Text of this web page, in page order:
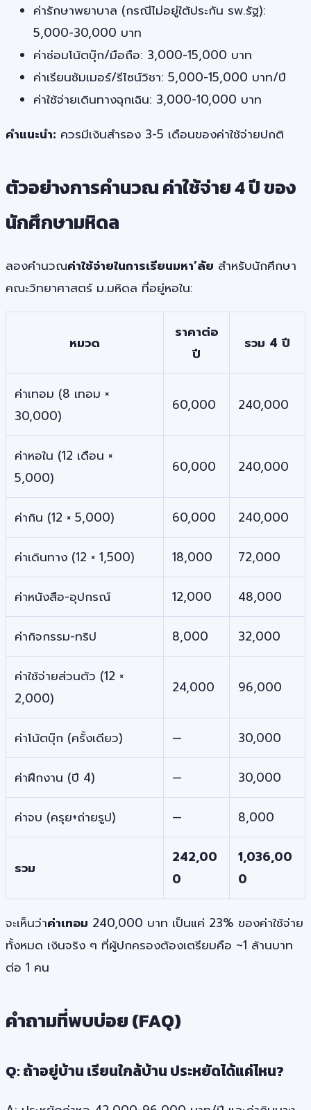
ค่ารักษาพยาบาล (กรณีไม่อยู่ใต้ประกัน รพ.รัฐ):
5,000-30,000 บาท
ค่าซ่อมโน้ตบุ๊ก/มือถือ: 3,000-15,000 บาท
ค่าเรียนซัมเมอร์/รีไซน์วิชา: 5,000-15,000 บาท/ปี
ค่าใช้จ่ายเดินทางฉุกเฉิน: 3,000-10,000 บาท
คำแนะนำ: ควรมีเงินสำรอง 3-5 เดือนของค่าใช้จ่ายปกติ
ตัวอย่างการคำนวณ ค่าใช้จ่าย 4 ปี ของ
นักศึกษามหิดล
ลองคำนวณค่าใช้จ่ายในการเรียนมหา’ลัย สำหรับนักศึกษา
คณะวิทยาศาสตร์ ม.มหิดล ที่อยู่หอใน:
หมวด
ราคาต่อ
ปี
รวม 4 ปี
ค่าเทอม (8 เทอม ×
30,000)
60,000 240,000
ค่าหอใน (12 เดือน ×
5,000)
60,000 240,000
ค่ากิน (12 × 5,000) 60,000 240,000
ค่าเดินทาง (12 × 1,500) 18,000 72,000
ค่าหนังสือ-อุปกรณ์ 12,000 48,000
ค่ากิจกรรม-ทริป 8,000 32,000
ค่าใช้จ่ายส่วนตัว (12 ×
2,000)
24,000 96,000
ค่าโน้ตบุ๊ก (ครั้งเดียว) — 30,000
ค่าฝึกงาน (ปี 4) — 30,000
ค่าจบ (ครุย+ถ่ายรูป) — 8,000
รวม
242,00
0
1,036,00
0
จะเห็นว่าค่าเทอม 240,000 บาท เป็นแค่ 23% ของค่าใช้จ่าย
ทั้งหมด เงินจริง ๆ ที่ผู้ปกครองต้องเตรียมคือ ~1 ล้านบาท
ต่อ 1 คน
คำถามที่พบบ่อย (FAQ)
Q: ถ้าอยู่บ้าน เรียนใกล้บ้าน ประหยัดได้แค่ไหน?